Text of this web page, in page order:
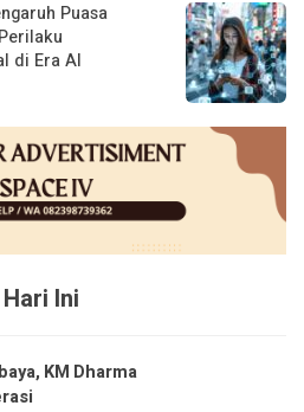
Puasa
di Era AI
Ini
KM Dharma